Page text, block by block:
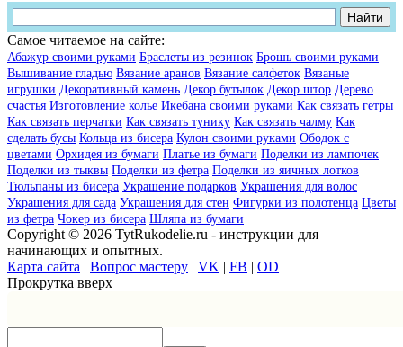
Самое читаемое на сайте:
Абажур своими руками Браслеты из резинок Брошь своими руками
Вышивание гладью Вязание аранов Вязание салфеток Вязаные
игрушки Декоративный камень Декор бутылок Декор штор Дерево
счастья Изготовление колье Икебана своими руками Как связать гетры
Как связать перчатки Как связать тунику Как связать чалму Как
сделать бусы Кольца из бисера Кулон своими руками Ободок с
цветами Орхидея из бумаги Платье из бумаги Поделки из лампочек
Поделки из тыквы Поделки из фетра Поделки из яичных лотков
Тюльпаны из бисера Украшение подарков Украшения для волос
Украшения для сада Украшения для стен Фигурки из полотенца Цветы
из фетра Чокер из бисера Шляпа из бумаги
Copyright © 2026 TytRukodelie.ru - инструкции для
начинающих и опытных.
Карта сайта | Вопрос мастеру | VK | FB | OD
Прокрутка вверх